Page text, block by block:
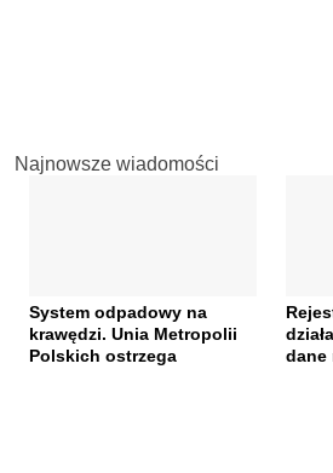
Najnowsze wiadomości
System odpadowy na
krawędzi. Unia Metropolii
Polskich ostrzega
dane